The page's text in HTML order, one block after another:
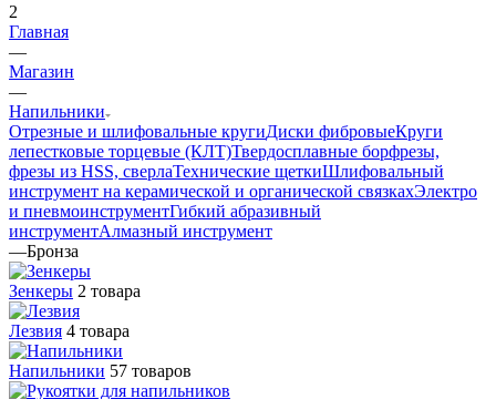
2
Главная
—
Магазин
—
Напильники
Отрезные и шлифовальные кругиДиски фибровыеКруги
лепестковые торцевые (КЛТ)Твердосплавные борфрезы,
фрезы из HSS, сверлаТехнические щеткиШлифовальный
инструмент на керамической и органической связкахЭлектро
и пневмоинструментГибкий абразивный
инструментАлмазный инструмент
—Бронза
Зенкеры 2 товара
Лезвия 4 товара
Напильники 57 товаров